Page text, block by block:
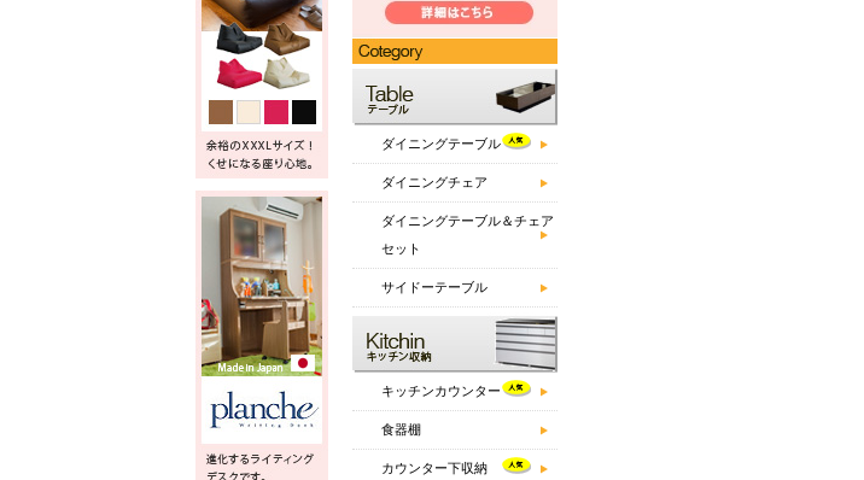
ダイニングテーブル
ダイニングチェア
ダイニングテーブル＆チェア
セット
サイドーテーブル
キッチンカウンター
食器棚
カウンター下収納